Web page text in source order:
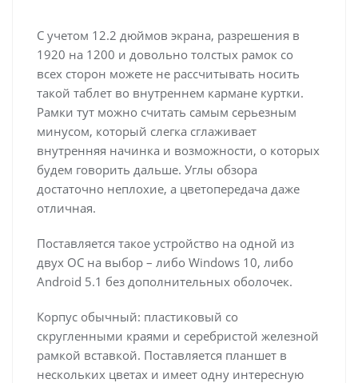
С учетом 12.2 дюймов экрана, разрешения в
1920 на 1200 и довольно толстых рамок со
всех сторон можете не рассчитывать носить
такой таблет во внутреннем кармане куртки.
Рамки тут можно считать самым серьезным
минусом, который слегка сглаживает
внутренняя начинка и возможности, о которых
будем говорить дальше. Углы обзора
достаточно неплохие, а цветопередача даже
отличная.
Поставляется такое устройство на одной из
двух ОС на выбор – либо Windows 10, либо
Android 5.1 без дополнительных оболочек.
Корпус обычный: пластиковый со
скругленными краями и серебристой железной
рамкой вставкой. Поставляется планшет в
нескольких цветах и имеет одну интересную